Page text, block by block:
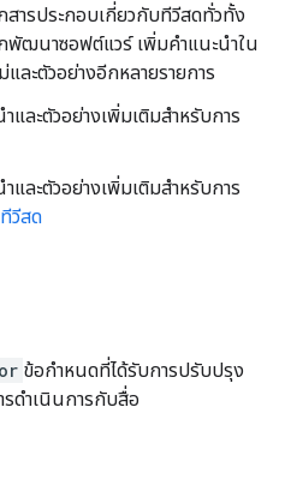
สารประกอบเกี่ยวกับทีวีสดทั่วทั้ง
พัฒนาซอฟต์แวร์ เพิ่มคำแนะนำใน
และตัวอย่างอีกหลายรายการ
และตัวอย่างเพิ่มเติมสำหรับการ
และตัวอย่างเพิ่มเติมสำหรับการ
วีสด
ข้อกำหนดที่ได้รับการปรับปรุง
ดำเนินการกับสื่อ